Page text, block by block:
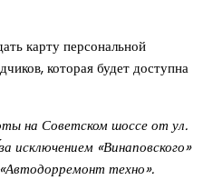
на Советском шоссе от ул.
исключением «Винаповского»
техно».